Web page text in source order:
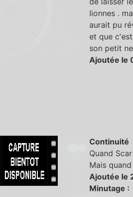
lionnes .
aurait pu
et que
son petit
Ajoutée le
Continuité
Quand
Mais
Ajoutée le
Minutage